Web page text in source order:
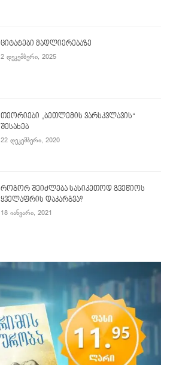
ციტატები მადლიერებაზე
2 დეკემბერი, 2025
თეორიები „ბეთლემის ვარსკვლავის“
შესახებ
22 დეკემბერი, 2020
როგორ შეიძლება სასიკეთოდ გვეწიოს
ყველაფრის დაკარგვა?
18 იანვარი, 2021